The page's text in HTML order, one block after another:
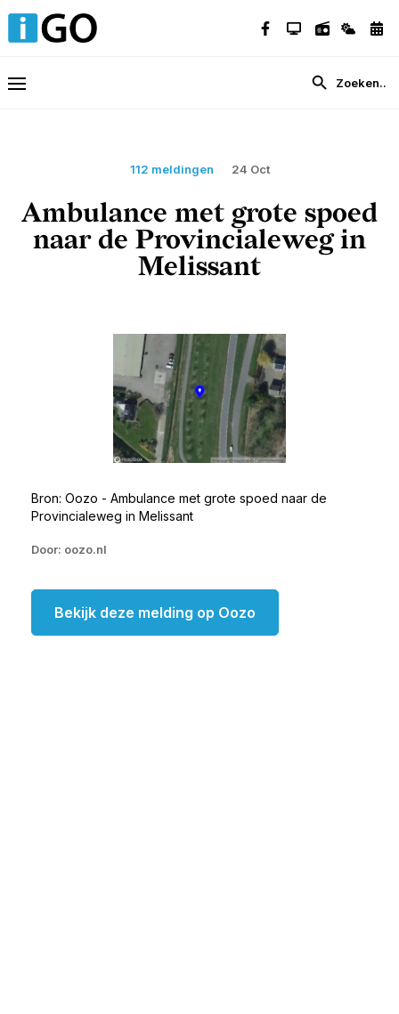
112 meldingen 24 Oct
Ambulance met grote spoed
naar de Provincialeweg in
Melissant
Bron: Oozo - Ambulance met grote spoed naar de
Provincialeweg in Melissant
Door: oozo.nl
Bekijk deze melding op Oozo